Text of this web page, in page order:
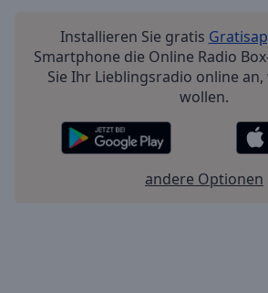
Installieren Sie gratis
Smartphone die Online Radio
Sie Ihr Lieblingsradio online
wollen.
andere Optionen